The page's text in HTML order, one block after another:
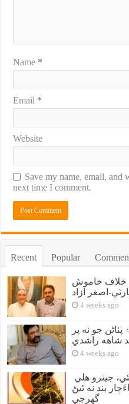
Name *
Email *
Website
Save my name, email, and
next time I comment.
Recent Popular
خلاف خاموش
اصغر آزاد
4 weeks ago
جو نه پر
شاهه راشدي
4 weeks ago
بند نه ٿيڻ
گهرجي